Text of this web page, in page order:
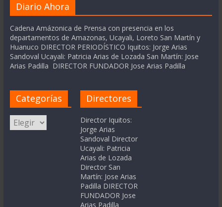
Diario Ahora
Cadena Amázonica de Prensa con presencia en los
departamentos de Amazonas, Ucayali, Loreto San Martín y
Huanuco DIRECTOR PERIODÍSTICO Iquitos: Jorge Arias
Sandoval Ucayali: Patricia Arias de Lozada San Martín: Jose
Arias Padilla DIRECTOR FUNDADOR Jose Arias Padilla
Categorías
Categorías
Directores
Director Iquitos:
Jorge Arias
Sandoval Director
Ucayali: Patricia
Arias de Lozada
Director San
Martín: Jose Arias
Padilla DIRECTOR
FUNDADOR Jose
Arias Padilla